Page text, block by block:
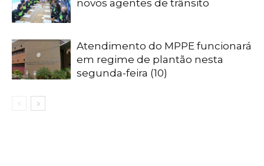
novos agentes de trânsito
Atendimento do MPPE funcionará
em regime de plantão nesta
segunda-feira (10)